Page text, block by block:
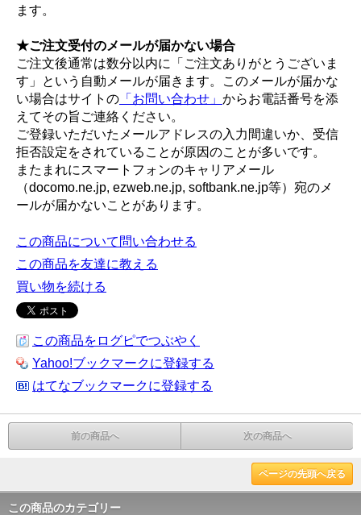
ます。
★ご注文受付のメールが届かない場合
ご注文後通常は数分以内に「ご注文ありがとうございま
す」という自動メールが届きます。このメールが届かな
い場合はサイトの 「お問い合わせ」 からお電話番号を添
えてその旨ご連絡ください。
ご登録いただいたメールアドレスの入力間違いか、受信
拒否設定をされていることが原因のことが多いです。
またまれにスマートフォンのキャリアメール
（docomo.ne.jp, ezweb.ne.jp, softbank.ne.jp等）宛のメ
ールが届かないことがあります。
この商品について問い合わせる
この商品を友達に教える
買い物を続ける
この商品をログピでつぶやく
Yahoo!ブックマークに登録する
はてなブックマークに登録する
前の商品へ 次の商品へ
ページの先頭へ戻る
この商品のカテゴリー